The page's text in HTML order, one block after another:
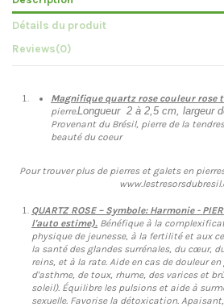
Détails du produit
Reviews(0)
Magnifique quartz rose couleur rose
pierre.Longueur 2 à 2,5 cm, largeur
Provenant du Brésil, pierre de la
beauté du coeur
Pour trouver plus de pierres et galets en
QUARTZ ROSE – Symbole: Harmonie -
l'auto estime). Bénéfique à la
physique de jeunesse, à la fertilité et aux
la santé des glandes surrénales, du cœur,
reins, et à la rate. Aide en cas de douleur
d'asthme, de toux, rhume, des varices et
soleil). Équilibre les pulsions et aide à
sexuelle. Favorise la détoxication.